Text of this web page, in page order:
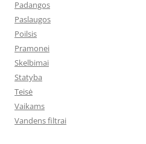
Padangos
Paslaugos
Poilsis
Pramonei
Skelbimai
Statyba
Teisė
Vaikams
Vandens filtrai